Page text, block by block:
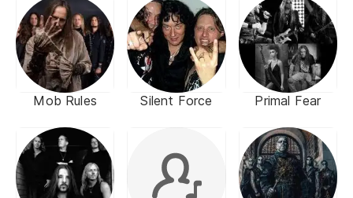
Mob Rules Silent Force Primal Fear